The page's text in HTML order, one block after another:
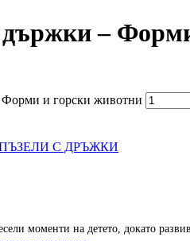
–
Форми и горски животни
С ДРЪЖКИ
моменти на детето, докато